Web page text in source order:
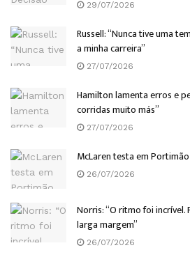
29/07/2026
Russell: “Nunca tive uma
a minha carreira”
27/07/2026
Hamilton lamenta erros e
corridas muito más”
27/07/2026
McLaren testa em
26/07/2026
Norris: “O ritmo foi
larga margem”
26/07/2026